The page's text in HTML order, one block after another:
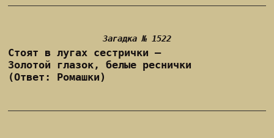
Загадка № 1522
Стоят в лугах сестрички —
Золотой глазок, белые реснички
(Ответ: Ромашки)